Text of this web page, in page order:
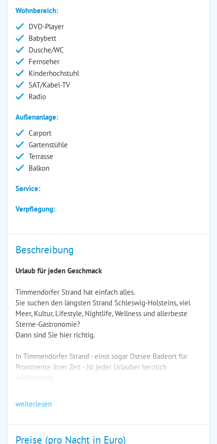
Wohnbereich:
DVD-Player
Babybett
Dusche/WC
Fernseher
Kinderhochstuhl
SAT/Kabel-TV
Radio
Außenanlage:
Carport
Gartenstühle
Terrasse
Balkon
Service:
Verpflegung:
Beschreibung
Urlaub für jeden Geschmack
Timmendorfer Strand hat einfach alles.
Sie suchen den längsten Strand Schleswig-Holsteins, viel
Meer, Kultur, Lifestyle, Nightlife, Wellness und allerbeste
Sterne-Gastronomie?
Dann sind Sie hier richtig.
In Timmendorfer Strand - einst sogar Ostsee Badeort für
Prominente ihrer Zeit - ist jeder Urlauber herzlich
willkommen.
weiterlesen
Preise (pro Nacht in Euro)